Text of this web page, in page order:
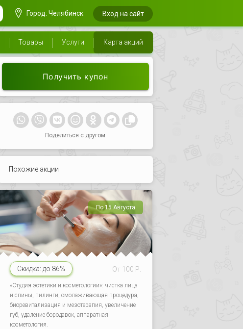
Город: Челябинск Вход на сайт
Товары Услуги Карта акций
Получить купон
Поделиться с другом
Похожие акции
По 15 Августа
Скидка: до 86% От 100 Р.
«Студия эстетики и косметологии»: чистка лица
и спины, пилинги, омолаживающая процедура,
биоревитализация и мезотерапия, увеличение
губ, удаление бородавок, аппаратная
косметология.